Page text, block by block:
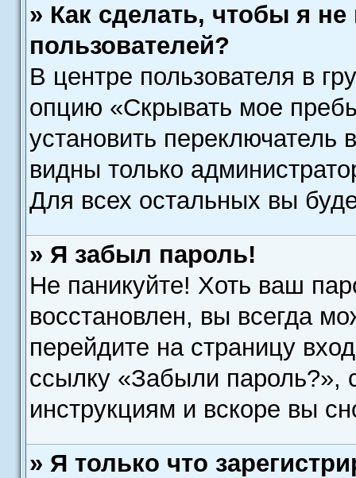
» Как сделать, чтобы я
пользователей?
В центре пользователя в
опцию «Скрывать мое
установить
видны только
Для всех остальных вы
» Я забыл пароль!
Не паникуйте! Хоть ваш
восстановлен, вы всегда
перейдите на страницу
ссылку «Забыли пароль?»,
инструкциям и вскоре вы
» Я только что